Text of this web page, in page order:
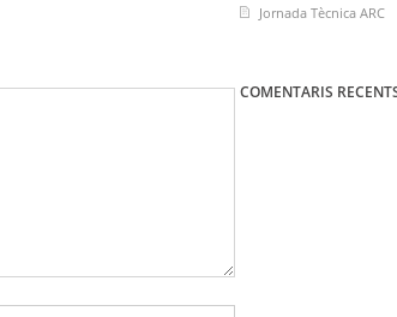
Jornada Tècnica ARC
COMENTARIS